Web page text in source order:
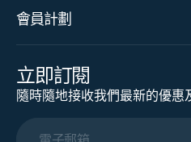
會員計劃
立即訂閱
隨時隨地接收我們最新的優惠